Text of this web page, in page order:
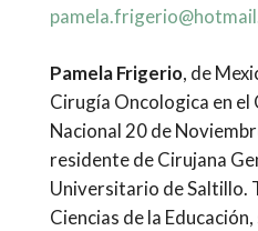
Pamela Frigerio, de
Cirugía Oncologica en
Nacional 20 de
residente de Cirujana
Universitario de Saltillo.
Ciencias de la